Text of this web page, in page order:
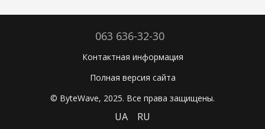
063 636-32-30
Контактная информация
Полная версия сайта
© ByteWave, 2025. Все права защищены.
UA RU